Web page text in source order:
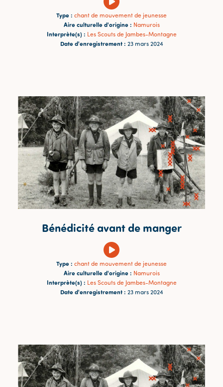
Type : chant de mouvement de jeunesse
Aire culturelle d'origine : Namurois
Interprète(s) : Les Scouts de Jambes-Montagne
Date d'enregistrement : 23 mars 2024
Bénédicité avant de manger
Type : chant de mouvement de jeunesse
Aire culturelle d'origine : Namurois
Interprète(s) : Les Scouts de Jambes-Montagne
Date d'enregistrement : 23 mars 2024